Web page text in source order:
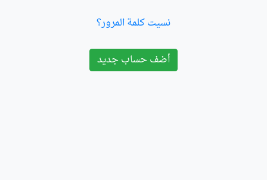
نسيت كلمة المرور؟
أضف حساب جديد